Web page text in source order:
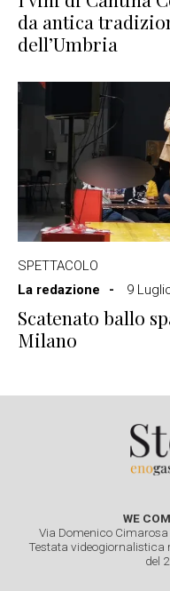
da antica
dell’Umbria
SPETTACOLO
La redazione
9
Scatenato ballo
Milano
WE
Via Domenico Cimarosa
Testata videogiornalistica
del